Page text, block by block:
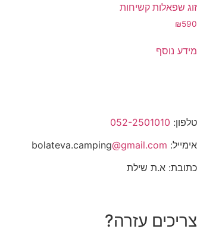
זוג שפאלות קשיחות
₪590
מידע נוסף
טלפון: 052-2501010
אימייל: bolateva.camping @gmail.com
כתובת: א.ת שילת
צריכים עזרה?